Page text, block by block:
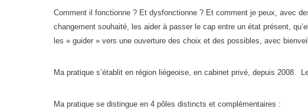
Comment il fonctionne ? Et dysfonctionne ? Et comment je peux, avec
changement souhaité, les aider à passer le cap entre un état présent,
les « guider » vers une ouverture des choix et des possibles, avec
Ma pratique s’établit en région liégeoise, en cabinet privé, depuis 2008.
Ma pratique se distingue en 4 pôles distincts et complémentaires :